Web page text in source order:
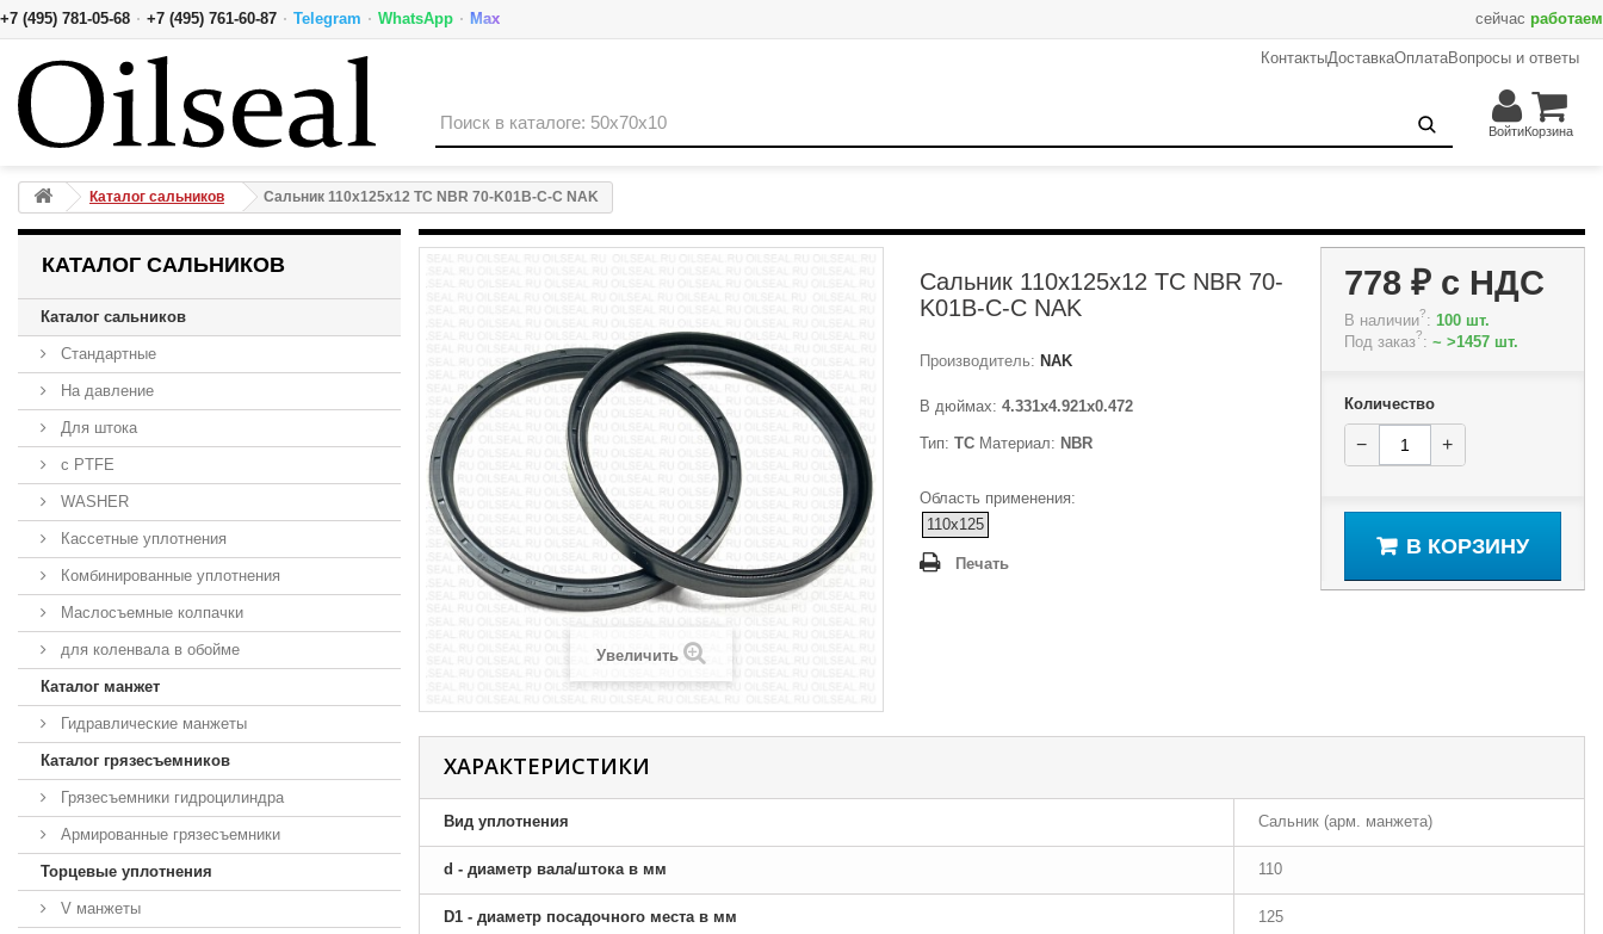
+7 (495) 781-05-68 · +7 (495) 761-60-87 · Telegram · WhatsApp · Max сейчас работаем
КонтактыДоставкаОплатаВопросы и ответы
ВойтиКорзина
Каталог сальников Сальник 110x125x12 TC NBR 70-K01B-C-C NAK
КАТАЛОГ САЛЬНИКОВ
Каталог сальников
Стандартные
На давление
Для штока
с PTFE
WASHER
Кассетные уплотнения
Комбинированные уплотнения
Маслосъемные колпачки
для коленвала в обойме
Каталог манжет
Гидравлические манжеты
Каталог грязесъемников
Грязесъемники гидроцилиндра
Армированные грязесъемники
Торцевые уплотнения
V манжеты
Увеличить
Сальник 110x125x12 TC NBR 70-
K01B-C-C NAK
Производитель: NAK
В дюймах: 4.331x4.921x0.472
Тип: TC Материал: NBR
Область применения:
110x125
Печать
778 ₽с НДС
В наличии?: 100 шт.
Под заказ?: ~ >1457 шт.
Количество
− +
В КОРЗИНУ
Сальник 110x125x12 TC NBR 70-K01B-C-C NAK + В корзину
ХАРАКТЕРИСТИКИ
Вид уплотнения Сальник (арм. манжета)
d - диаметр вала/штока в мм 110
D1 - диаметр посадочного места в мм 125